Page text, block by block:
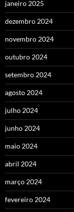
janeiro 2025
dezembro 2024
novembro 2024
outubro 2024
setembro 2024
agosto 2024
julho 2024
junho 2024
maio 2024
abril 2024
março 2024
fevereiro 2024